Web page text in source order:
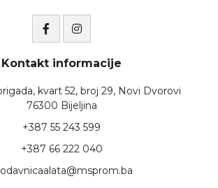
Kontakt informacije
kvart 52, broj 29, Novi Dvorovi
76300 Bijeljina
+387 55 243 599
+387 66 222 040